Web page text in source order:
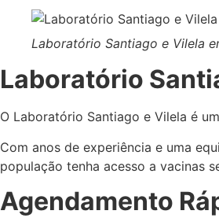
Laboratório Santiago e Vilela
Laboratório
O Laboratório Santiago e Vilela é
Com anos de experiência e uma
população tenha acesso a vacinas
Agendamento